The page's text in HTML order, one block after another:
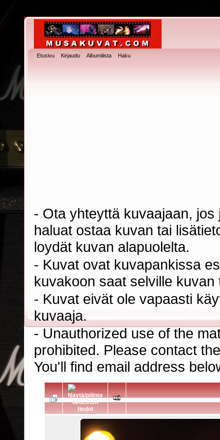
Etusivu Kirjaudu Albumilista Haku
- Ota yhteyttä kuvaajaan,
haluat ostaa kuvan tai
loydät kuvan alapuolelta.
- Kuvat ovat kuvapankissa
kuvakoon saat selville
- Kuvat eivät ole vapaasti
kuvaaja.
- Unauthorized use of the
prohibited. Please contact
You'll find email address